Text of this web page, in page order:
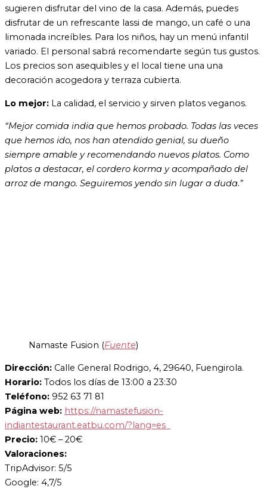
sugieren disfrutar del vino de la casa. Además, puedes
disfrutar de un refrescante lassi de mango, un café o una
limonada increíbles. Para los niños, hay un menú infantil
variado. El personal sabrá recomendarte según tus gustos.
Los precios son asequibles y el local tiene una una
decoración acogedora y terraza cubierta.
Lo mejor: La calidad, el servicio y sirven platos veganos.
“Mejor comida india que hemos probado. Todas las veces
que hemos ido, nos han atendido genial, su dueño
siempre amable y recomendando nuevos platos. Como
platos a destacar, el cordero korma y acompañado del
arroz de mango. Seguiremos yendo sin lugar a duda.”
Namaste Fusion (Fuente)
Dirección: Calle General Rodrigo, 4, 29640, Fuengirola.
Horario: Todos los días de 13:00 a 23:30
Teléfono: 952 63 71 81
Página web: https://namastefusion-
indiantestaurant.eatbu.com/?lang=es
Precio: 10€ – 20€
Valoraciones:
TripAdvisor: 5/5
Google: 4,7/5